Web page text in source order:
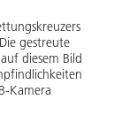
gestreute
diesem Bild
Kamera